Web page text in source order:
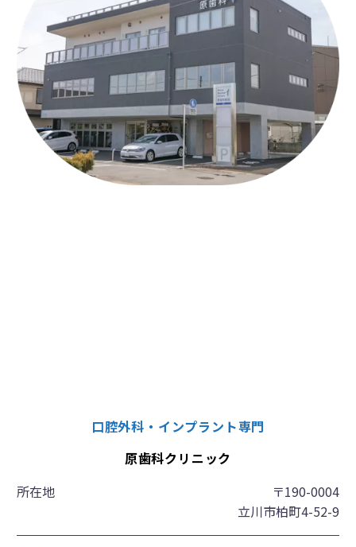
口腔外科・インプラント専門
原歯科クリニック
所在地
〒190-0004
立川市柏町4-52-9